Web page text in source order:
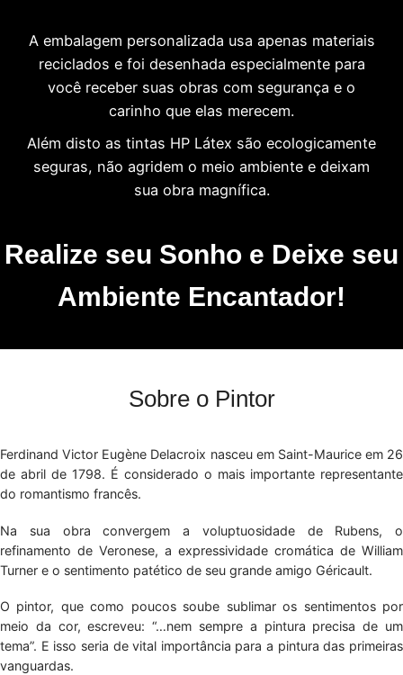
A embalagem personalizada usa apenas materiais
reciclados e foi desenhada especialmente para
você receber suas obras com segurança e o
carinho que elas merecem.
Além disto as tintas HP Látex são ecologicamente
seguras, não agridem o meio ambiente e deixam
sua obra magnífica.
Realize seu Sonho e Deixe seu
Ambiente Encantador!
Sobre o Pintor
Ferdinand Victor Eugène Delacroix nasceu em Saint-Maurice em 26
de abril de 1798. É considerado o mais importante representante
do romantismo francês.
Na sua obra convergem a voluptuosidade de Rubens, o
refinamento de Veronese, a expressividade cromática de William
Turner e o sentimento patético de seu grande amigo Géricault.
O pintor, que como poucos soube sublimar os sentimentos por
meio da cor, escreveu: “…nem sempre a pintura precisa de um
tema”. E isso seria de vital importância para a pintura das primeiras
vanguardas.